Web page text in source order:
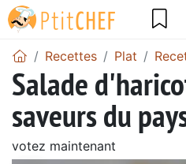
Recettes Plat
Salade
saveurs du
votez maintenant